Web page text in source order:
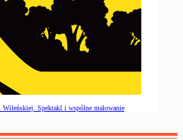
Spektakl i wspólne malowanie